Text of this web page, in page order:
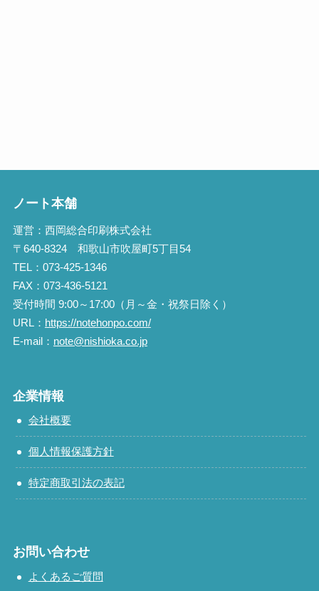
ノート本舗
運営：西岡総合印刷株式会社
〒640-8324 和歌山市吹屋町5丁目54
TEL：073-425-1346
FAX：073-436-5121
受付時間 9:00～17:00（月～金・祝祭日除く）
URL： https://notehonpo.com/
E-mail： note@nishioka.co.jp
企業情報
会社概要
個人情報保護方針
特定商取引法の表記
お問い合わせ
よくあるご質問